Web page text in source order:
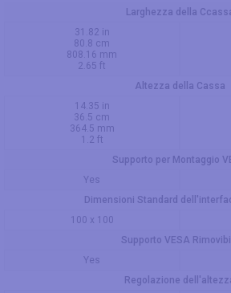
Larghezza della
31.82 in
80.8 cm
808.16 mm
2.65 ft
Altezza della Cassa
14.35 in
36.5 cm
364.5 mm
1.2 ft
Supporto per Montaggio
Yes
Dimensioni Standard
100 x 100
Supporto VESA
Yes
Regolazione